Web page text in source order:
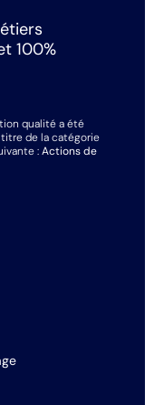
100%
qualité a été
de la catégorie
:Actions de